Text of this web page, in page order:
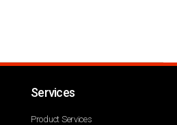
Services
Product Services